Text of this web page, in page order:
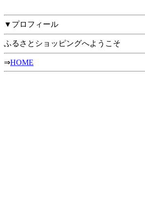
▼プロフィール
ふるさとショッピングへようこそ
⇒HOME